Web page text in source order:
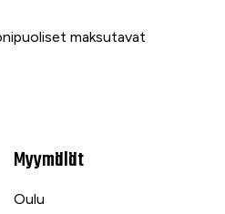
maksutavat
Myymälät
Oulu